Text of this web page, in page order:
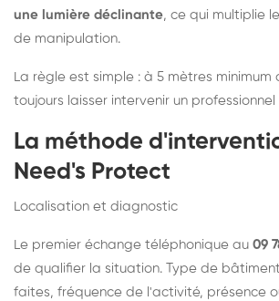
une lumière déclinante, ce qui multiplie
de manipulation.
La règle est simple : à 5 mètres minimum
toujours laisser intervenir un professionnel
La méthode
Need's Protect
Localisation et diagnostic
Le premier échange téléphonique au 09
de qualifier la situation. Type de
faites, fréquence de l'activité, présence